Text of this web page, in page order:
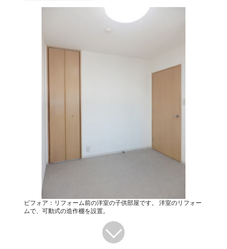
ビフォア：リフォーム前の洋室の子供部屋です。 洋室のリフォー
ムで、可動式の造作棚を設置。